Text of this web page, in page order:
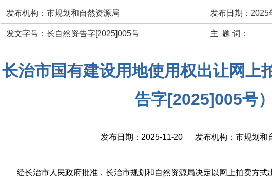
发布机构：市规划和自然资源局 发布日期：2025
发文字号：长自然资告字[2025]005号 主 题 词：
长治市国有建设用地使用权出让网上
告字[2025]005号）
发布日期：2025-11-20 发布机构：市规划和
经长治市人民政府批准，长治市规划和自然资源局决定以网上拍卖方式